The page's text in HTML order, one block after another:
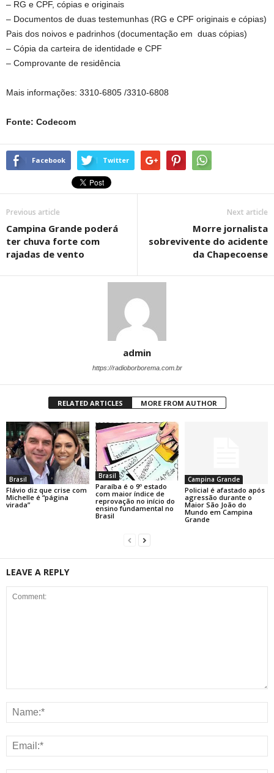
– RG e CPF, cópias e originais
– Documentos de duas testemunhas (RG e CPF originais e cópias)
Pais dos noivos e padrinhos (documentação em duas cópias)
– Cópia da carteira de identidade e CPF
– Comprovante de residência
Mais informações: 3310-6805 /3310-6808
Fonte: Codecom
Facebook Twitter
Previous article
Campina Grande poderá
ter chuva forte com
rajadas de vento
Next article
Morre jornalista
sobrevivente do acidente
da Chapecoense
admin
https://radioborborema.com.br
RELATED ARTICLES MORE FROM AUTHOR
Brasil
Flávio diz que crise com
Michelle é “página
virada”
Brasil
Paraíba é o 9º estado
com maior índice de
reprovação no início do
ensino fundamental no
Brasil
Campina Grande
Policial é afastado após
agressão durante o
Maior São João do
Mundo em Campina
Grande
LEAVE A REPLY